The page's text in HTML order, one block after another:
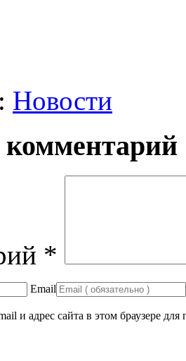
Новости
*
Email
и адрес сайта в этом браузере